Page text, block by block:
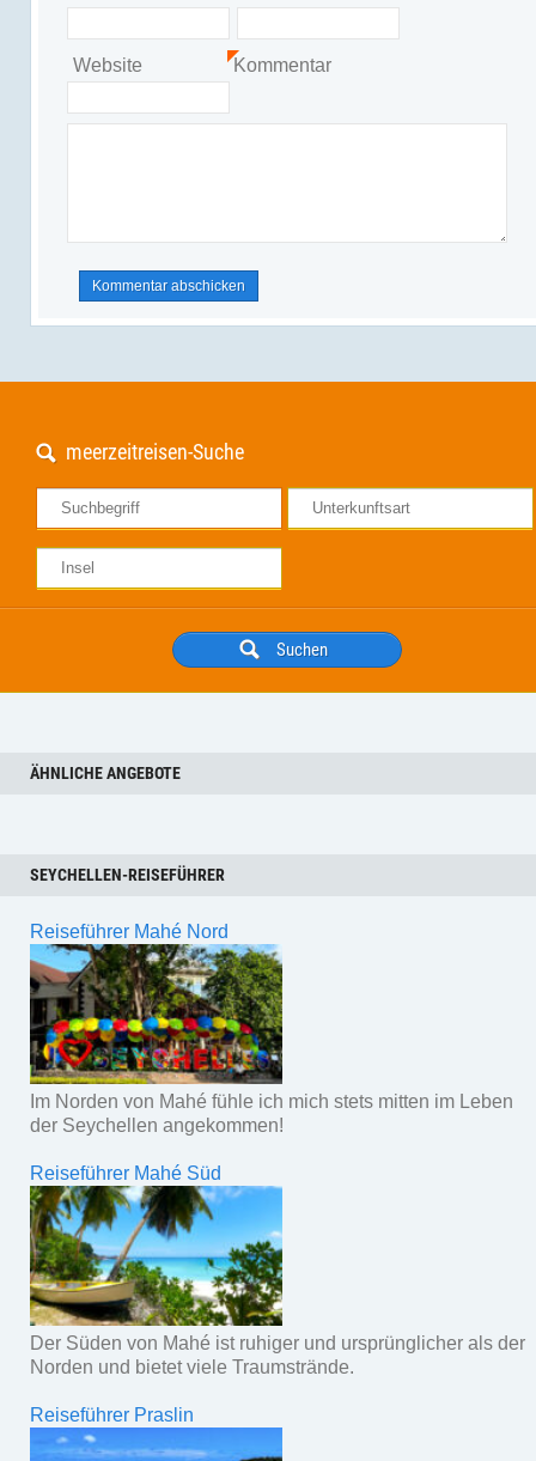
* *
Website Kommentar
*
meerzeitreisen-Suche
ÄHNLICHE ANGEBOTE
SEYCHELLEN-REISEFÜHRER
Reiseführer Mahé Nord
Im Norden von Mahé fühle ich mich stets mitten im Leben
der Seychellen angekommen!
Reiseführer Mahé Süd
Der Süden von Mahé ist ruhiger und ursprünglicher als der
Norden und bietet viele Traumstrände.
Reiseführer Praslin